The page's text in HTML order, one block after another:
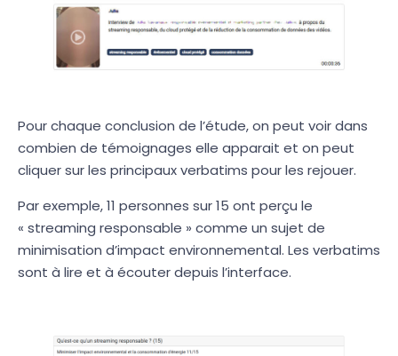
Pour chaque conclusion de l’étude, on peut voir dans
combien de témoignages elle apparait et on peut
cliquer sur les principaux verbatims pour les rejouer.
Par exemple, 11 personnes sur 15 ont perçu le
« streaming responsable » comme un sujet de
minimisation d’impact environnemental. Les verbatims
sont à lire et à écouter depuis l’interface.